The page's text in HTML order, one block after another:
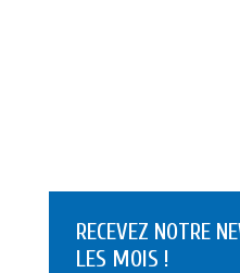
RECEVEZ NOTRE
LES MOIS !